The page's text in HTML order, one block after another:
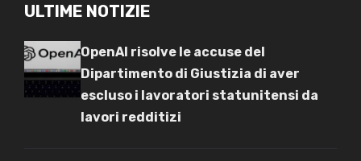
ULTIME NOTIZIE
OpenAI risolve le accuse del
Dipartimento di Giustizia di aver
escluso i lavoratori statunitensi da
lavori redditizi